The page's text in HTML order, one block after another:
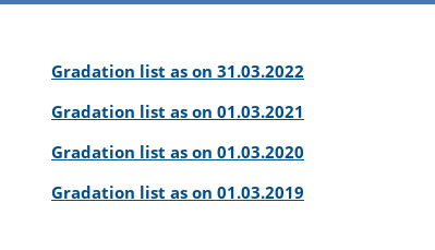
Gradation list as on 31.03.2022
Gradation list as on 01.03.2021
Gradation list as on 01.03.2020
Gradation list as on 01.03.2019